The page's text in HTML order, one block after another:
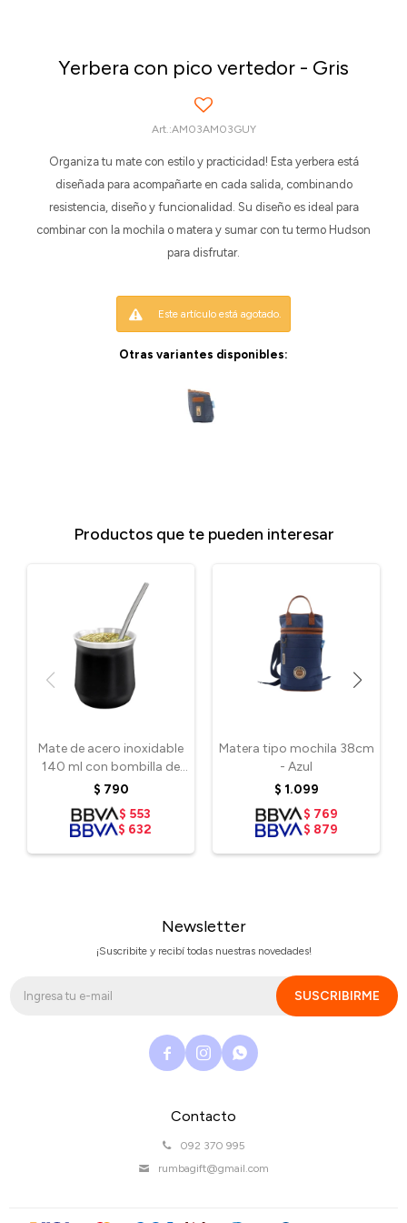
Yerbera con pico vertedor - Gris
AM03AM03GUY
Organiza tu mate con estilo y practicidad! Esta yerbera está
diseñada para acompañarte en cada salida, combinando
resistencia, diseño y funcionalidad. Su diseño es ideal para
combinar con la mochila o matera y sumar con tu termo Hudson
para disfrutar.
Este artículo está agotado.
Otras variantes disponibles:
Productos que te pueden interesar
Mate de acero inoxidable
140 ml con bombilla de
regalo - Negro
$ 790
$ 553
$ 632
Matera tipo mochila 38cm
- Azul
$ 1.099
$ 769
$ 879
Contacto
092 370 995
rumbagift@gmail.com
Newsletter
¡Suscribite y recibí todas nuestras novedades!
SUSCRIBIRME
  